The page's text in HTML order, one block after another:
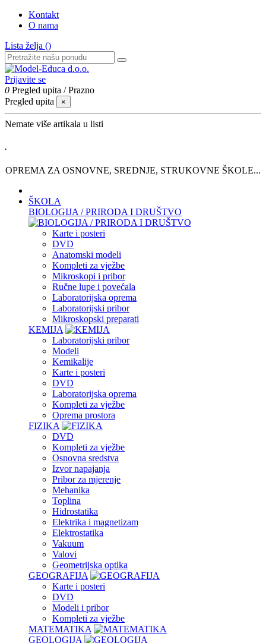
Kontakt
O nama
Lista želja ()
Prijavite se
0 Pregled upita /Prazno
Pregled upita
×
Nemate više artikala u listi
.
OPREMA ZA OSNOVNE, SREDNJE, STRUKOVNE ŠKOLE...
ŠKOLA
BIOLOGIJA / PRIRODA I DRUŠTVO
Karte i posteri
DVD
Anatomski modeli
Kompleti za vježbe
Mikroskopi i pribor
Ručne lupe i povećala
Laboratorijska oprema
Laboratorijski pribor
Mikroskopski preparati
KEMIJA
Laboratorijski pribor
Modeli
Kemikalije
Karte i posteri
DVD
Laboratorijska oprema
Kompleti za vježbe
Oprema prostora
FIZIKA
DVD
Kompleti za vježbe
Osnovna sredstva
Izvor napajanja
Pribor za mjerenje
Mehanika
Toplina
Hidrostatika
Elektrika i magnetizam
Elektrostatika
Vakuum
Valovi
Geometrijska optika
GEOGRAFIJA
Karte i posteri
DVD
Modeli i pribor
Kompleti za vježbe
MATEMATIKA
GEOLOGIJA